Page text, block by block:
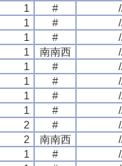
1 #
1 #
1 #
1 南南西
1 #
1 #
1 #
1 #
2 #
2 南南西
1 #